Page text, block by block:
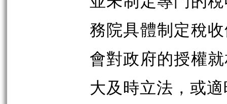
務院具體制定稅
會對政府的授權
大及時立法，或